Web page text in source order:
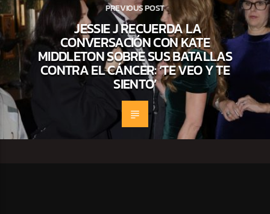
PREVIOUS POST
JESSIE J RECUERDA LA
CONVERSACIÓN CON KATE
MIDDLETON SOBRE SUS BATALLAS
CONTRA EL CÁNCER: ‘TE VEO Y TE
SIENTO’